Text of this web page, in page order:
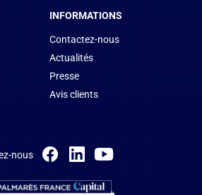
INFORMATIONS
Contactez-nous
Actualités
Presse
Avis clients
nous